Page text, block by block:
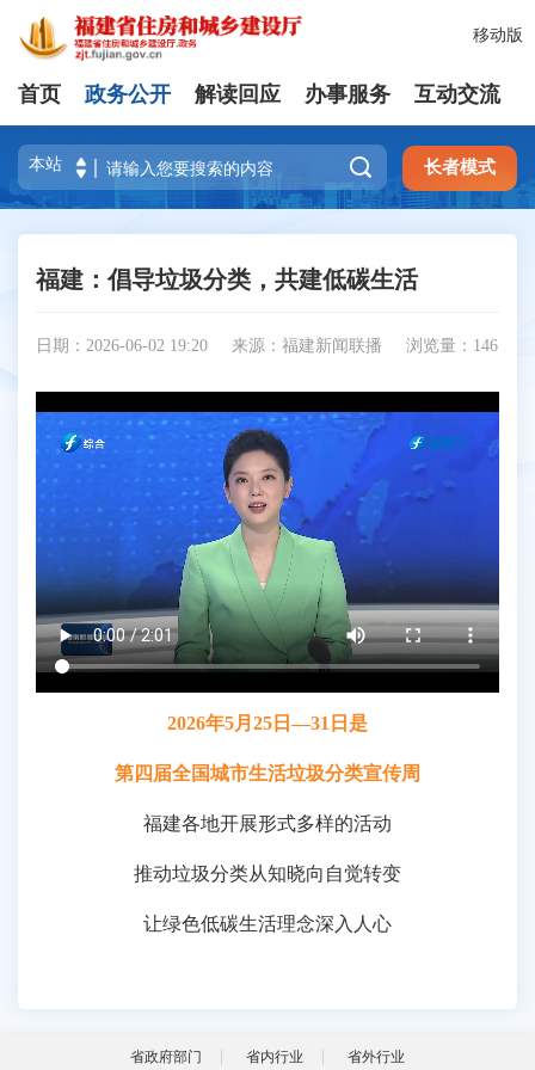
移动版
首页 政务公开 解读回应 办事服务 互动交流
 长者模式
福建：倡导垃圾分类，共建低碳生活
日期：2026-06-02 19:20 来源：福建新闻联播 浏览量： 146
2026年5月25日—31日是
第四届全国城市生活垃圾分类宣传周
福建各地开展形式多样的活动
推动垃圾分类从知晓向自觉转变
让绿色低碳生活理念深入人心
省政府部门 省内行业 省外行业